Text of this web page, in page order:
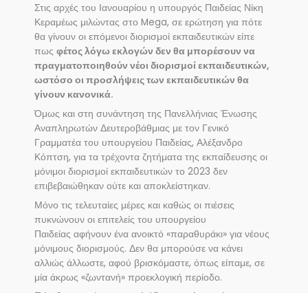
Στις αρχές του Ιανουαρίου η υπουργός Παιδείας Νίκη
Κεραμέως μιλώντας στο Mega, σε ερώτηση για πότε
θα γίνουν οι επόμενοι διορισμοί εκπαιδευτικών είπε
πως φέτος λόγω εκλογών δεν θα μπορέσουν να
πραγματοποιηθούν νέοι διορισμοί εκπαιδευτικών,
ωστόσο οι προσλήψεις των εκπαιδευτικών θα
γίνουν κανονικά.
Όμως και στη συνάντηση της Πανελλήνιας Ένωσης
Αναπληρωτών Δευτεροβάθμιας με τον Γενικό
Γραμματέα του υπουργείου Παιδείας, Αλέξανδρο
Κόπτση, για τα τρέχοντα ζητήματα της εκπαίδευσης οι
μόνιμοι διορισμοί εκπαιδευτικών το 2023 δεν
επιβεβαιώθηκαν ούτε και αποκλείστηκαν.
Μόνο τις τελευταίες μέρες και καθώς οι πιέσεις
πυκνώνουν οι επιτελείς του υπουργείου
Παιδείας αφήνουν ένα ανοικτό «παραθυράκι» για νέους
μόνιμους διορισμούς. Δεν θα μπορούσε να κάνει
αλλιώς άλλωστε, αφού βρισκόμαστε, όπως είπαμε, σε
μία άκρως «ζωντανή» προεκλογική περίοδο.